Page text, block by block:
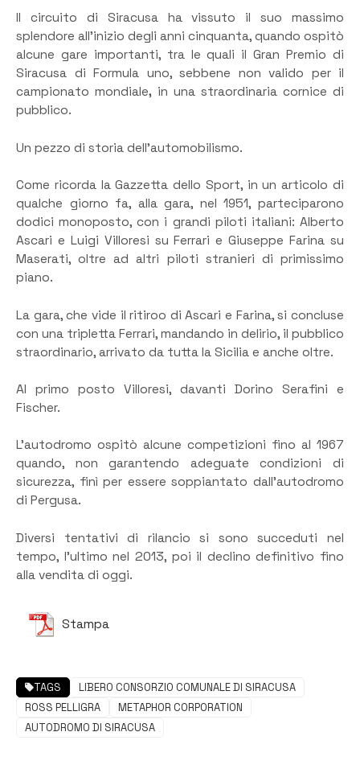
Il circuito di Siracusa ha vissuto il suo massimo
splendore all’inizio degli anni cinquanta, quando ospitò
alcune gare importanti, tra le quali il Gran Premio di
Siracusa di Formula uno, sebbene non valido per il
campionato mondiale, in una straordinaria cornice di
pubblico.
Un pezzo di storia dell’automobilismo.
Come ricorda la Gazzetta dello Sport, in un articolo di
qualche giorno fa, alla gara, nel 1951, parteciparono
dodici monoposto, con i grandi piloti italiani: Alberto
Ascari e Luigi Villoresi su Ferrari e Giuseppe Farina su
Maserati, oltre ad altri piloti stranieri di primissimo
piano.
La gara, che vide il ritiroo di Ascari e Farina, si concluse
con una tripletta Ferrari, mandando in delirio, il pubblico
straordinario, arrivato da tutta la Sicilia e anche oltre.
Al primo posto Villoresi, davanti Dorino Serafini e
Fischer.
L’autodromo ospitò alcune competizioni fino al 1967
quando, non garantendo adeguate condizioni di
sicurezza, finì per essere soppiantato dall’autodromo
di Pergusa.
Diversi tentativi di rilancio si sono succeduti nel
tempo, l’ultimo nel 2013, poi il declino definitivo fino
alla vendita di oggi.
Stampa
TAGS
LIBERO CONSORZIO COMUNALE DI SIRACUSA
ROSS PELLIGRA
METAPHOR CORPORATION
AUTODROMO DI SIRACUSA